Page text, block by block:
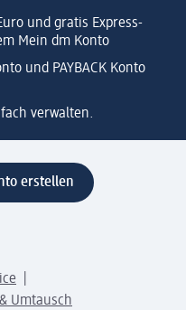
und gratis Express-
Mein dm Konto
und PAYBACK Konto
verwalten.
erstellen
Umtausch